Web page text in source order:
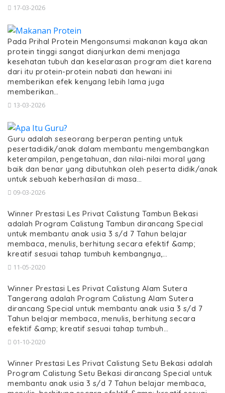
17-03-2026
Pada Prihal Protein Mengonsumsi makanan kaya akan
protein tinggi sangat dianjurkan demi menjaga
kesehatan tubuh dan keselarasan program diet karena
dari itu protein-protein nabati dan hewani ini
memberikan efek kenyang lebih lama juga
memberikan…
13-03-2026
Guru adalah seseorang berperan penting untuk
pesertadidik/anak dalam membantu mengembangkan
keterampilan, pengetahuan, dan nilai-nilai moral yang
baik dan benar yang dibutuhkan oleh peserta didik/anak
untuk sebuah keberhasilan di masa…
09-03-2026
Winner Prestasi Les Privat Calistung Tambun Bekasi
adalah Program Calistung Tambun dirancang Special
untuk membantu anak usia 3 s/d 7 Tahun belajar
membaca, menulis, berhitung secara efektif &amp;
kreatif sesuai tahap tumbuh kembangnya,…
11-05-2020
Winner Prestasi Les Privat Calistung Alam Sutera
Tangerang adalah Program Calistung Alam Sutera
dirancang Special untuk membantu anak usia 3 s/d 7
Tahun belajar membaca, menulis, berhitung secara
efektif &amp; kreatif sesuai tahap tumbuh…
01-10-2020
Winner Prestasi Les Privat Calistung Setu Bekasi adalah
Program Calistung Setu Bekasi dirancang Special untuk
membantu anak usia 3 s/d 7 Tahun belajar membaca,